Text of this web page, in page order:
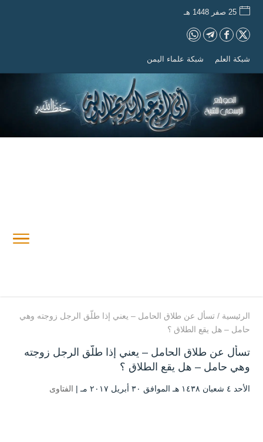
25 صفر 1448 هـ
شبكة العلم شبكة علماء اليمن
الرئيسية / تسأل عن طلاق الحامل – يعني إذا طلّق الرجل زوجته وهي
حامل – هل يقع الطلاق ؟
تسأل عن طلاق الحامل – يعني إذا طلّق الرجل زوجته
وهي حامل – هل يقع الطلاق ؟
الأحد ٤ شعبان ۱٤۳۸ هـ الموافق ۳۰ أبريل ۲۰۱۷ مـ | الفتاوى